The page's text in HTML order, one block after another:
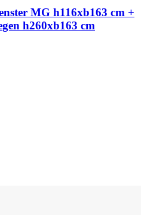
MG h116xb163 cm +
h260xb163 cm